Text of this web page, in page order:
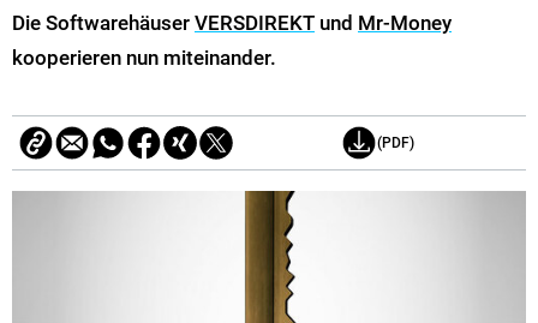
Die Softwarehäuser VERSDIREKT und Mr-Money
kooperieren nun miteinander.
(PDF)